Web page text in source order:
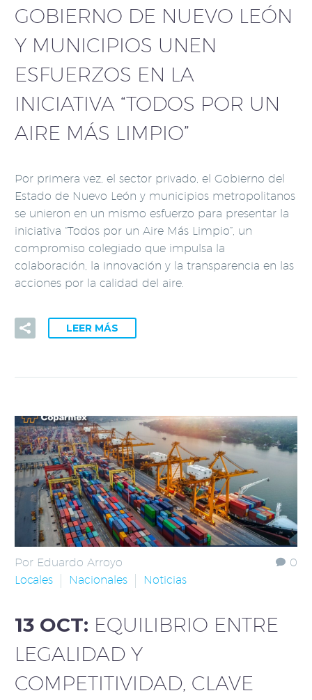
GOBIERNO DE NUEVO LEÓN
Y MUNICIPIOS UNEN
ESFUERZOS EN LA
INICIATIVA “TODOS POR UN
AIRE MÁS LIMPIO”
Por primera vez, el sector privado, el Gobierno del
Estado de Nuevo León y municipios metropolitanos
se unieron en un mismo esfuerzo para presentar la
iniciativa “Todos por un Aire Más Limpio”, un
compromiso colegiado que impulsa la
colaboración, la innovación y la transparencia en las
acciones por la calidad del aire.
LEER MÁS
0
Por Eduardo Arroyo
Locales
Nacionales Noticias
13 OCT: EQUILIBRIO ENTRE
LEGALIDAD Y
COMPETITIVIDAD, CLAVE